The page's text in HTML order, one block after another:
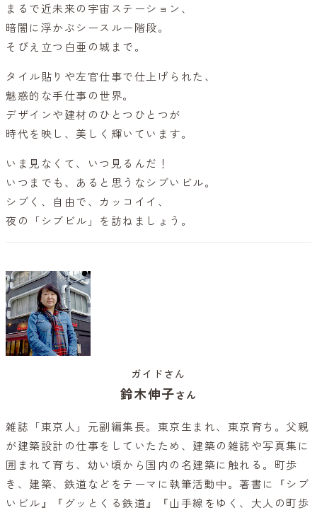
まるで近未来の宇宙ステーション、
暗闇に浮かぶシースルー階段。
そびえ立つ白亜の城まで。
タイル貼りや左官仕事で仕上げられた、
魅惑的な手仕事の世界。
デザインや建材のひとつひとつが
時代を映し、美しく輝いています。
いま見なくて、いつ見るんだ！
いつまでも、あると思うなシブいビル。
シブく、自由で、カッコイイ、
夜の「シブビル」を訪ねましょう。
ガイドさん
鈴木伸子さん
雑誌「東京人」元副編集長。東京生まれ、東京育ち。父親
が建築設計の仕事をしていたため、建築の雑誌や写真集に
囲まれて育ち、幼い頃から国内の名建築に触れる。町歩
き、建築、鉄道などをテーマに執筆活動中。著書に『シブ
いビル』『グッとくる鉄道』『山手線をゆく、大人の町歩